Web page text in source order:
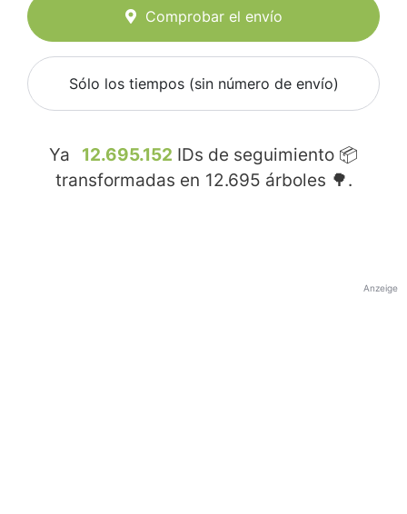
Comprobar el envío
Sólo los tiempos (sin número de envío)
Ya 12.695.152 IDs de seguimiento 📦
transformadas en 12.695 árboles 🌳.
Anzeige